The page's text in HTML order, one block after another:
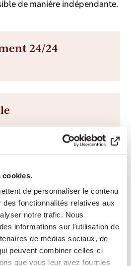
de personnaliser le contenu
fonctionnalités relatives aux
notre trafic. Nous
informations sur l'utilisation de
de médias sociaux, de
peuvent combiner celles-ci
que vous leur avez fournies
de manière indépendante.
24/24
démence